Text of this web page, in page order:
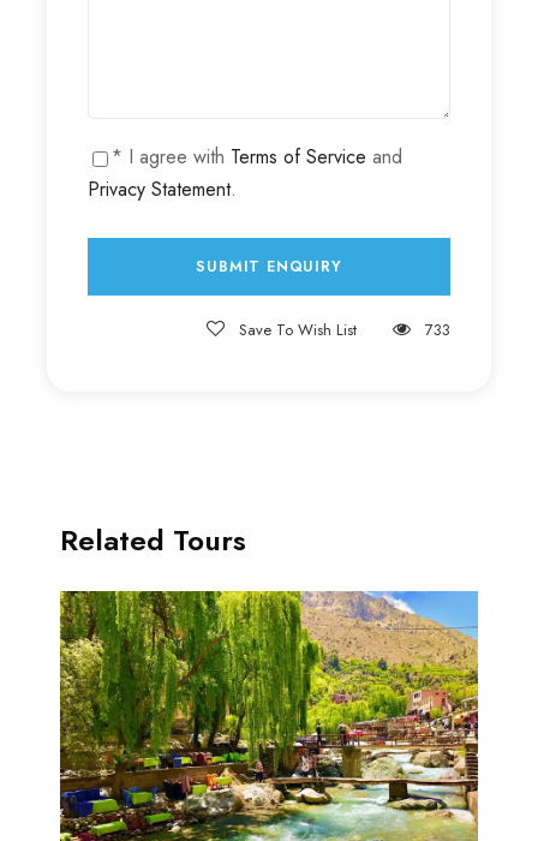
* I agree with Terms of Service and
Privacy Statement.
Save To Wish List 733
Fotos
Related Tours